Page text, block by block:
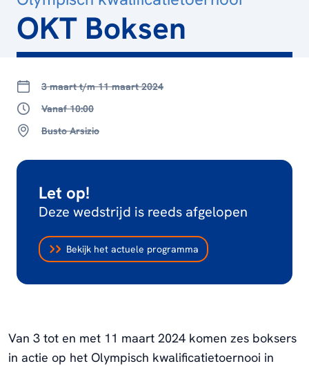
OKT Boksen
3 maart t/m 11 maart 2024
Vanaf 10:00
Busto Arsizio
Let op!
Deze wedstrijd is reeds afgelopen
Bekijk het actuele programma
Van 3 tot en met 11 maart 2024 komen zes boksers
in actie op het Olympisch kwalificatietoernooi in